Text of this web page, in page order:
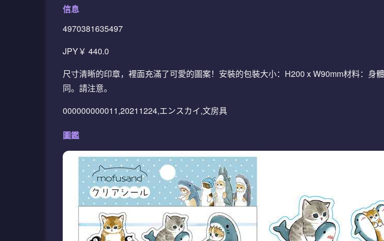
信息
4970381635497
JPY￥ 440.0
尺寸清晰的印章，裡面充滿了可愛的圖案！安裝的包裝大小：H200 x W90mm材料：
同。請注意。
000000000011,20211224,エンスカイ,文房具
圖鑑